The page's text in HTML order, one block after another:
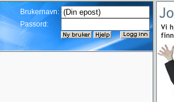
Brukernavn:
Passord: